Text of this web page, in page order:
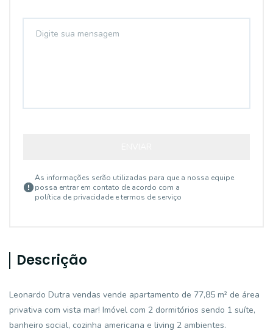
As informações serão utilizadas para que a nossa equipe
possa entrar em contato de acordo com a
política de privacidade e termos de serviço
Descrição
Leonardo Dutra vendas vende apartamento de 77,85 m² de área
privativa com vista mar! Imóvel com 2 dormitórios sendo 1 suíte,
banheiro social, cozinha americana e living 2 ambientes.